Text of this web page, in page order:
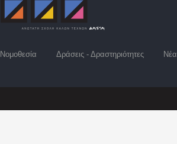
Νομοθεσία Δράσεις - Δραστηριότητες Νέα